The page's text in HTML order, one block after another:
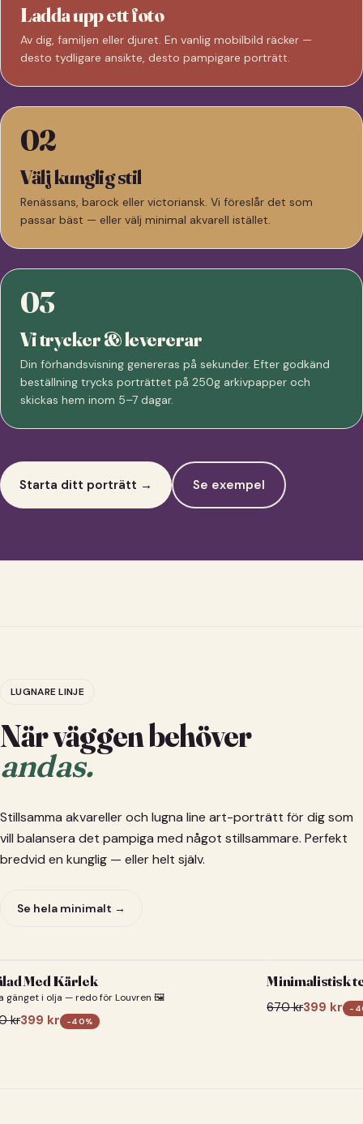
Ladda upp ett foto
Av dig, familjen eller djuret. En vanlig mobilbild räcker —
desto tydligare ansikte, desto pampigare porträtt.
02
Välj kunglig stil
Renässans, barock eller victoriansk. Vi föreslår det som
passar bäst — eller välj minimal akvarell istället.
03
Vi trycker & levererar
Din förhandsvisning genereras på sekunder. Efter godkänd
beställning trycks porträttet på 250g arkivpapper och
skickas hem inom 5–7 dagar.
Starta ditt porträtt → Se exempel
LUGNARE LINJE
När väggen behöver
andas.
Stillsamma akvareller och lugna line art-porträtt för dig som
vill balansera det pampiga med något stillsammare. Perfekt
bredvid en kunglig — eller helt själv.
Se hela minimalt →
Med Kärlek
gänget i olja — redo för Louvren 🖼️
kr399 kr -40%
Minimalistisk
670kr399 kr -